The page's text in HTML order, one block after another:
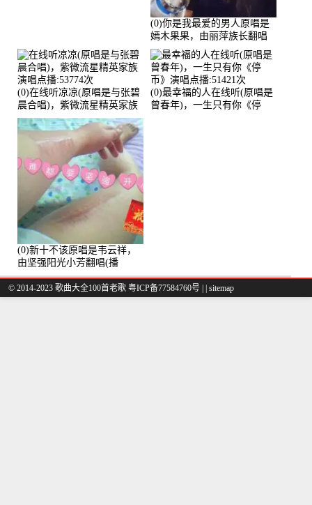
(0)你是我最爱的男人原唱是
嫣木果果，由丽萍族长翻唱
(播放:56258)
(0)在线听凉凉(原唱是与张碧
晨合唱)，紫微流星精英家族
演唱点播:53774次
(0)最幸福的人在线听(原唱是
曾春年)，一生只有你《停
(0)新十不该原唱是韦云祥，
由坚强阳光小芳翻唱(播
放:49861)
© 2014-2023 歌曲大全100首老歌 粤ICP备77584760号 sitemap